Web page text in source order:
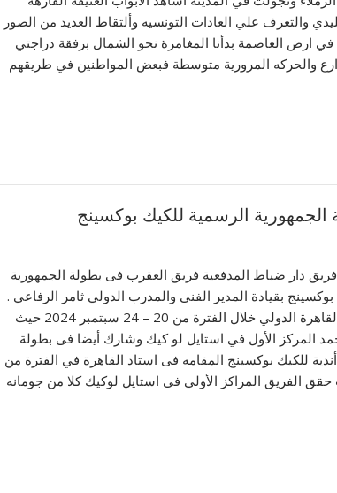
والتعرف علي العادات التونسيه وألتقاط العديد من الصور
ارض العاصمة بدأنا المغامرة نحو الشمال برفقة دراجتي
والحركه المرورية متوسطة فبعض المواطنين في طريقهم
الرسمية للكيك بوكسينج
دار ضباط المدفعية فريق العقرب فى بطولة الجمهورية
بقيادة المدير الفنى والمدرب الدولي ثامر الرفاعي .
وقامت البطولة فى استاد القاهرة الدولي خلال الفترة من 20 – 24 سبتمبر 2024 حيث
المركز الأول في استايل لو كيك وشارك أيضا فى بطولة
للكيك بوكسينج المقامه فى استاد القاهرة في الفترة من
أكتوبر 2024 حيث حقق الفريق المراكز الأولي فى استايل لوكيك كلا من جومانه